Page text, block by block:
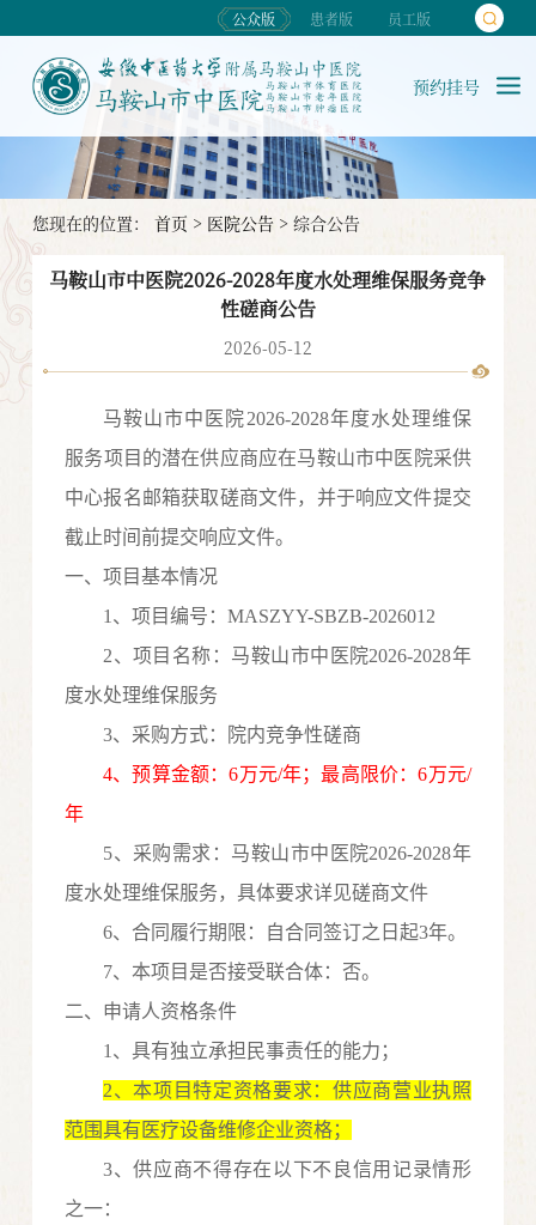
公众版 患者版 员工版
预约挂号
您现在的位置： 首页 > 医院公告> 综合公告
马鞍山市中医院2026-2028年度水处理维保服务竞争
性磋商公告
2026-05-12
马鞍山市中医院2026-2028年度水处理维保
服务项目的潜在供应商应在马鞍山市中医院采供
中心报名邮箱获取磋商文件，并于响应文件提交
截止时间前提交响应文件。
一、项目基本情况
1、项目编号：MASZYY-SBZB-2026012
2、项目名称： 马鞍山市中医院2026-2028年
度水处理维保服务
3、采购方式：
院内竞争性磋商
4、预算金额：6万元/年；最高限价：6万元/
年
5、 采购需求： 马鞍山市中医院2026-2028年
度水处理维保服务 ，具体要求详见磋商文件
6、合同履行期限 ：自合同签订之日起3年。
7、本项目是否接受联合体：否。
二、申请人资格条件
1、具有独立承担民事责任的能力；
2、本项目特定资格要求：供应商营业执照
范围具有医疗设备维修企业资格；
3、供应商不得存在以下不良信用记录情形
之一：